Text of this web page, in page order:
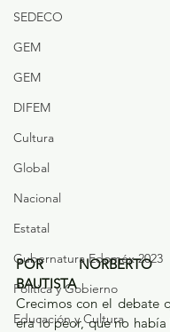
SEDECO
GEM
GEM
DIFEM
Cultura
Global
Nacional
Estatal
Gubernatura Edoméx 2023
Política y Gobierno
Educación y Cultura
POR NORBERTO
BAUTISTA
Crecimos con el debate
era lo peor, que no